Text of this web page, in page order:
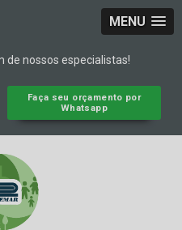
MENU
de nossos especialistas!
Faça seu orçamento por
Whatsapp